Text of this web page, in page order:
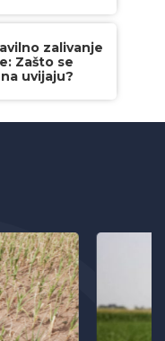
zalivanje
Zašto se
uvijaju?